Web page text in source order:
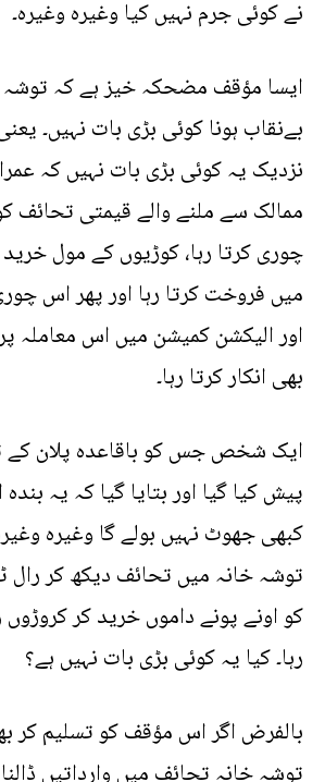
نے کوئی جرم نہیں کیا وغیرہ وغیرہ۔
ایسا مؤقف مضحکہ خیز ہے کہ توشہ
بےنقاب ہونا کوئی بڑی بات نہیں۔
نزدیک یہ کوئی بڑی بات نہیں کہ
ممالک سے ملنے والے قیمتی تحائف
چوری کرتا رہا، کوڑیوں کے مول
میں فروخت کرتا رہا اور پھر اس
اور الیکشن کمیشن میں اس معاملہ
بھی انکار کرتا رہا۔
ایک شخص جس کو باقاعدہ پلان کے
پیش کیا گیا اور بتایا گیا کہ یہ بندہ
کبھی جھوٹ نہیں بولے گا وغیرہ
توشہ خانہ میں تحائف دیکھ کر رال
کو اونے پونے داموں خرید کر
رہا۔ کیا یہ کوئی بڑی بات نہیں ہے؟
بالفرض اگر اس مؤقف کو تسلیم کر